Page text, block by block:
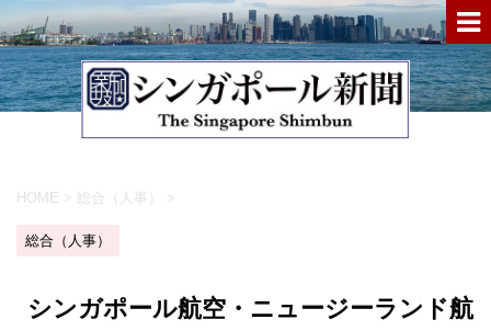
HOME > 総合（人事） >
総合（人事）
シンガポール航空・ニュージーランド航